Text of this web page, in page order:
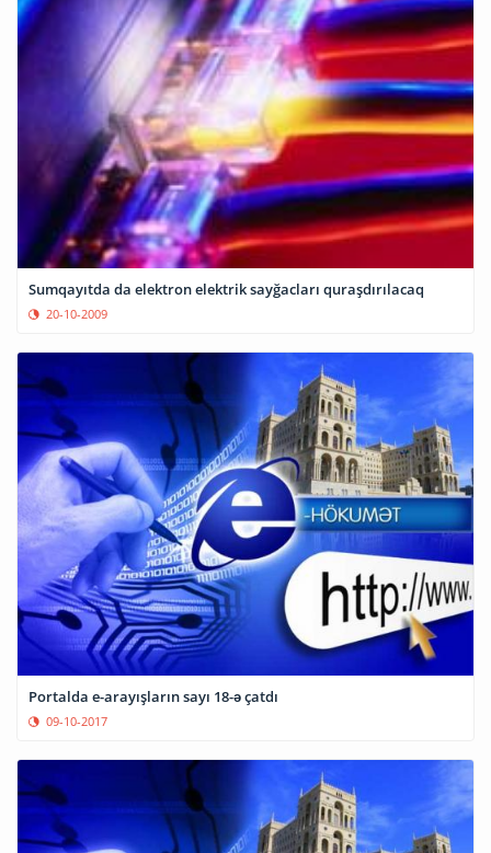
Sumqayıtda da elektron elektrik sayğacları quraşdırılacaq
20-10-2009
Portalda e-arayışların sayı 18-ə çatdı
09-10-2017